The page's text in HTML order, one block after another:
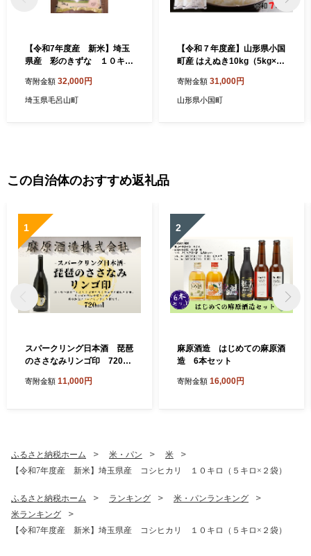
【令和7年度産 新米】埼玉
県産 彩のきずな １０キロ
寄附金額 32,000円
埼玉県毛呂山町
【令和７年度産】山形県小国
町産 はえぬき10kg（5kg×2
寄附金額 31,000円
山形県小国町
この自治体のおすすめ返礼品
1
スパークリング日本酒 琵琶
のささなみリンゴ印 720ml
寄附金額 11,000円
2
麻原酒造 はじめての麻原酒
造 6本セット
寄附金額 16,000円
ふるさと納税ホーム 米・パン
米
【令和7年度産 新米】埼玉県産 コシヒカリ １０キロ（５キロ×２袋）
ふるさと納税ホーム ランキング
米・パンランキング
米ランキング
【令和7年度産 新米】埼玉県産 コシヒカリ １０キロ（５キロ×２袋）